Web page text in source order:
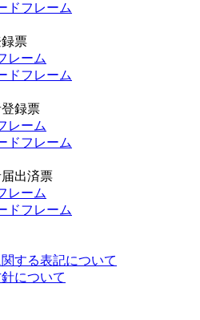
ドフレーム
票
レーム
ドフレーム
録票
レーム
ドフレーム
出済票
レーム
ドフレーム
する表記について
について